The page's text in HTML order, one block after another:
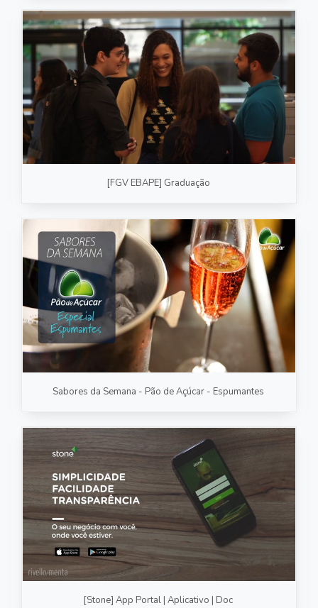
[FGV EBAPE] Graduação
Sabores da Semana - Pão de Açúcar - Espumantes
[Stone] App Portal | Aplicativo | Doc